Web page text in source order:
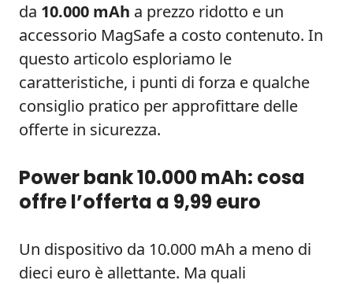
da 10.000 mAh a prezzo ridotto e un
accessorio MagSafe a costo contenuto. In
questo articolo esploriamo le
caratteristiche, i punti di forza e qualche
consiglio pratico per approfittare delle
offerte in sicurezza.
Power bank 10.000 mAh: cosa
offre l’offerta a 9,99 euro
Un dispositivo da 10.000 mAh a meno di
dieci euro è allettante. Ma quali